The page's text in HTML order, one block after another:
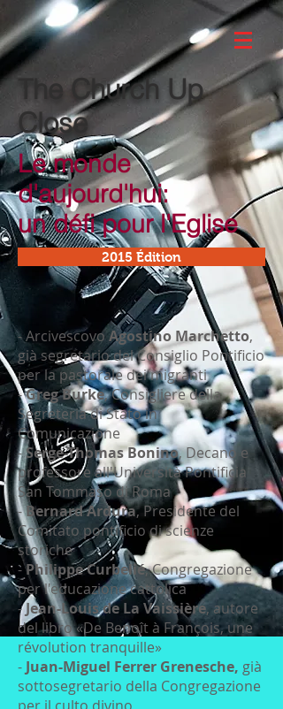
The Church Up
Close
Le monde
d'aujourd'hui:
un défi pour l'Eglise
2015 Édition
- ArcivescovoAgostino Marchetto,
già segretario del Consiglio Pontificio
per la pastorale dei migranti
-Greg Burke, Consigliere della
Segreteria di Stato in
Comunicazione
-Serge-Thomas Bonino, Decano e
professore all'Università Pontificia
San Tommaso di Roma
-Bernard Ardura, Presidente del
Comitato pontificio di scienze
storiche
-Philippe Curbelié, Congregazione
per l'educazione cattolica
-Jean-Louis de La Vaissière, autore
del libro «De Benoît à François, une
révolution tranquille»
- Juan-Miguel Ferrer Grenesche, già
sottosegretario della Congregazione